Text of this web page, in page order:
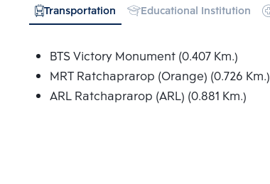
Transportation Educational Institution
BTS Victory Monument (0.407 Km.)
MRT Ratchaprarop (Orange) (0.726 Km.)
ARL Ratchaprarop (ARL) (0.881 Km.)